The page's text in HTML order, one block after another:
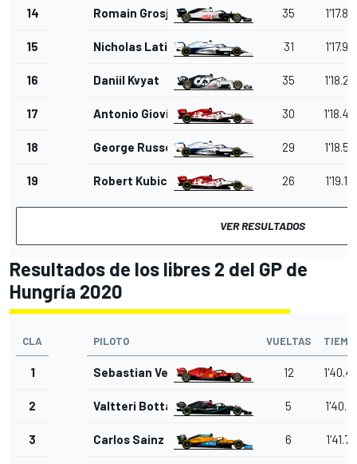
14 Romain Grosjean 35
15 Nicholas Latifi 31
16 Daniil Kvyat 35
17 Antonio Giovinazzi 30
18 George Russell 29
19 Robert Kubica 26
VER RESULTADOS
Resultados de los libres 2 del GP de
Hungría 2020
CLA PILOTO VUELTAS
1 Sebastian Vettel 12
2 Valtteri Bottas 5
3 Carlos Sainz Jr. 6